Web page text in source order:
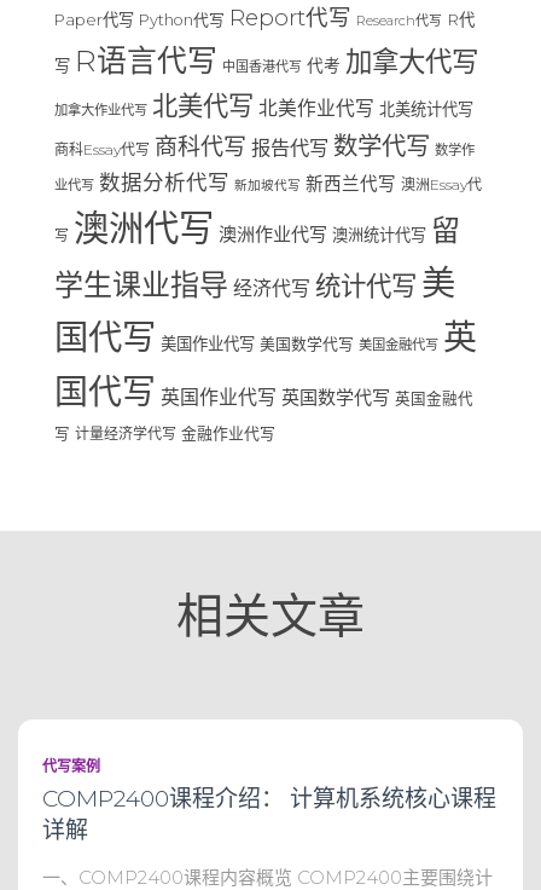
Paper代写 Python代写 Report代写 Research代写 R代
写 R语言代写 中国香港代写 代考 加拿大代写
加拿大作业代写 北美代写 北美作业代写 北美统计代写
商科Essay代写 商科代写 报告代写 数学代写 数学作
业代写 数据分析代写 新加坡代写 新西兰代写 澳洲Essay代
写 澳洲代写 澳洲作业代写 澳洲统计代写 留
学生课业指导 经济代写 统计代写 美
国代写 美国作业代写 美国数学代写 美国金融代写 英
国代写 英国作业代写 英国数学代写 英国金融代
写 计量经济学代写 金融作业代写
相关文章
代写案例
COMP2400课程介绍： 计算机系统核心课程
详解
一、COMP2400课程内容概览 COMP2400主要围绕计